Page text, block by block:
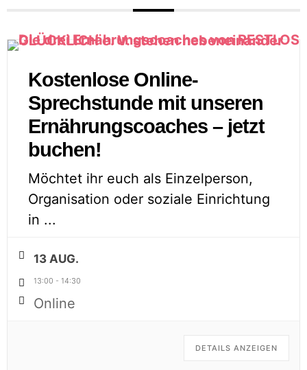
Kostenlose Online-
Sprechstunde mit unseren
Ernährungscoaches – jetzt
buchen!
Möchtet ihr euch als Einzelperson,
Organisation oder soziale Einrichtung
in ...
13 AUG.
13:00 - 14:30
Online
DETAILS ANZEIGEN